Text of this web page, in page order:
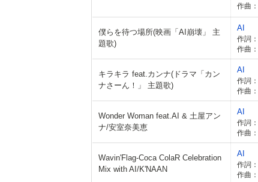
作曲：
僕らを待つ場所(映画「AI崩壊」 主
題歌)
AI
作詞：
作曲：
キラキラ feat.カンナ(ドラマ「カン
ナさーん！」 主題歌)
AI
作詞：
作曲：
Wonder Woman feat.AI & 土屋アン
ナ/安室奈美恵
AI
作詞：
作曲：
Wavin'Flag-Coca ColaR Celebration
Mix with AI/K'NAAN
AI
作詞：
作曲：